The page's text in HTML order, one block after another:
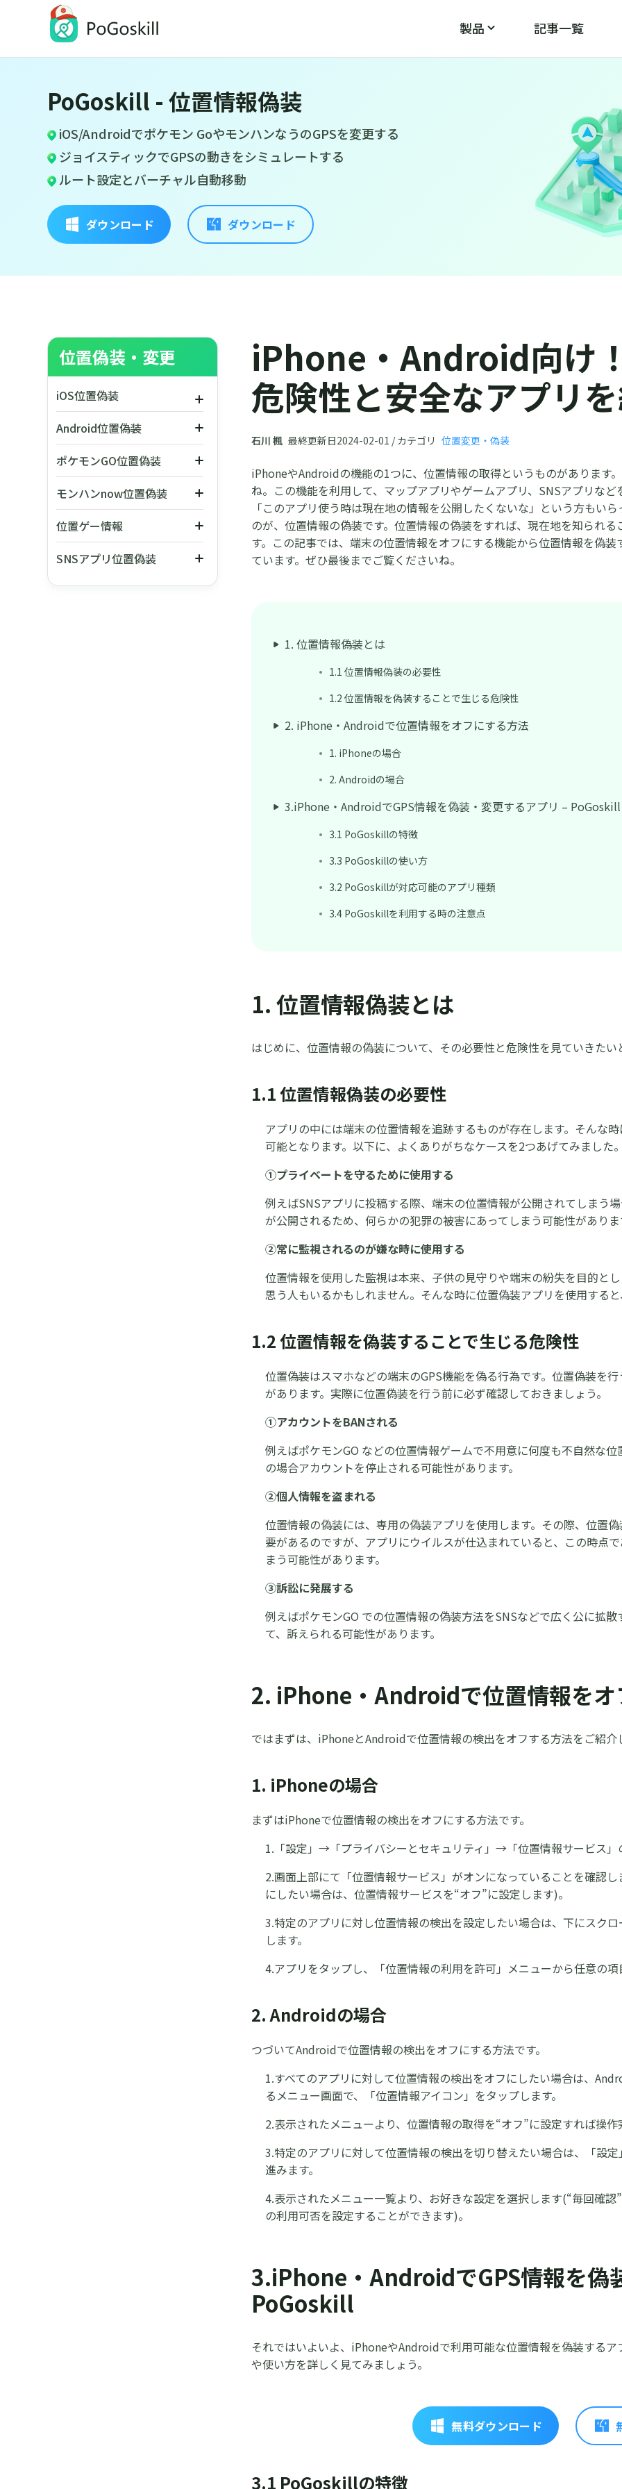
製品
PoGoskill
iOSとAndroidの位置情報変更アプリ ポケモンGOのGPS不具合を修正 モン
記事一覧
PoGoskill - 位置情報偽装
iOS/Androidでポケモン GoやモンハンなうのGPSを変更する
ジョイスティックでGPSの動きをシミュレートする
ルート設定とバーチャル自動移動
ダウンロード ダウンロード
位置偽装・変更
iOS位置偽装
報が見つかりません」と表示され
た原因と対処法を解説
iPhoneの位置情報をずらす方法
をそっくり教える
Android位置偽装
報偽装の危険性と安全なアプリを
紹介
ポケモンGO位置偽装
情報をずらす方法
Windows 11でポケモンGOを楽
しむ方法！PCでチートの使い方
も解説
モンハンnow位置偽装
が対策された？使えない原因と対
処法を解説
最強な漂移錬成が本日実装のやり
位置ゲー情報
開催！開催日、出現ポケモンやチ
SNSアプリ位置偽装
iPhone・Android向け
危険性と安全なアプリ
石川 楓 最終更新日2024-02-01 / カテゴリ 位置変更・偽装
iPhoneやAndroidの機能の1つに、位置情報の取得というものがあります
ね。この機能を利用して、マップアプリやゲームアプリ、SNSアプリな
「このアプリ使う時は現在地の情報を公開したくないな」という方もい
のが、位置情報の偽装です。位置情報の偽装をすれば、現在地を知られ
す。この記事では、端末の位置情報をオフにする機能から位置情報を偽
ています。ぜひ最後までご覧くださいね。
1. 位置情報偽装とは
1.1 位置情報偽装の必要性
1.2 位置情報を偽装することで生じる危険性
2. iPhone・Androidで位置情報をオフにする方法
1. iPhoneの場合
2. Androidの場合
3.iPhone・AndroidでGPS情報を偽装・変更するアプリ – PoGoskill
3.1 PoGoskillの特徴
3.3 PoGoskillの使い方
3.2 PoGoskillが対応可能のアプリ種類
3.4 PoGoskillを利用する時の注意点
1. 位置情報偽装とは
はじめに、位置情報の偽装について、その必要性と危険性を見ていきたい
1.1 位置情報偽装の必要性
アプリの中には端末の位置情報を追跡するものが存在します。そんな
可能となります。以下に、よくありがちなケースを2つあげてみました
①プライベートを守るために使用する
例えばSNSアプリに投稿する際、端末の位置情報が公開されてしまう
が公開されるため、何らかの犯罪の被害にあってしまう可能性がありま
②常に監視されるのが嫌な時に使用する
位置情報を使用した監視は本来、子供の見守りや端末の紛失を目的と
思う人もいるかもしれません。そんな時に位置偽装アプリを使用する
1.2 位置情報を偽装することで生じる危険性
位置偽装はスマホなどの端末のGPS機能を偽る行為です。位置偽装を
があります。実際に位置偽装を行う前に必ず確認しておきましょう。
①アカウントをBANされる
例えばポケモンGO などの位置情報ゲームで不用意に何度も不自然な
の場合アカウントを停止される可能性があります。
②個人情報を盗まれる
位置情報の偽装には、専用の偽装アプリを使用します。その際、位置
要があるのですが、アプリにウイルスが仕込まれていると、この時点
まう可能性があります。
③訴訟に発展する
例えばポケモンGO での位置情報の偽装方法をSNSなどで広く公に拡
て、訴えられる可能性があります。
2. iPhone・Androidで位置情報をオ
ではまずは、iPhoneとAndroidで位置情報の検出をオフする方法をご紹介
1. iPhoneの場合
まずはiPhoneで位置情報の検出をオフにする方法です。
1.「設定」→「プライバシーとセキュリティ」→「位置情報サービス」
2.画面上部にて「位置情報サービス」がオンになっていることを確認
にしたい場合は、位置情報サービスを“オフ”に設定します)。
3.特定のアプリに対し位置情報の検出を設定したい場合は、下にスク
します。
4.アプリをタップし、「位置情報の利用を許可」メニューから任意の
2. Androidの場合
つづいてAndroidで位置情報の検出をオフにする方法です。
1.すべてのアプリに対して位置情報の検出をオフにしたい場合は、
るメニュー画面で、「位置情報アイコン」をタップします。
2.表示されたメニューより、位置情報の取得を“オフ”に設定すれば操作
3.特定のアプリに対して位置情報の検出を切り替えたい場合は、「
進みます。
4.表示されたメニュー一覧より、お好きな設定を選択します(“毎回確
の利用可否を設定することができます)。
3.iPhone・AndroidでGPS情報を偽
PoGoskill
それではいよいよ、iPhoneやAndroidで利用可能な位置情報を偽装するア
や使い方を詳しく見てみましょう。
無料ダウンロード
3.1 PoGoskillの特徴